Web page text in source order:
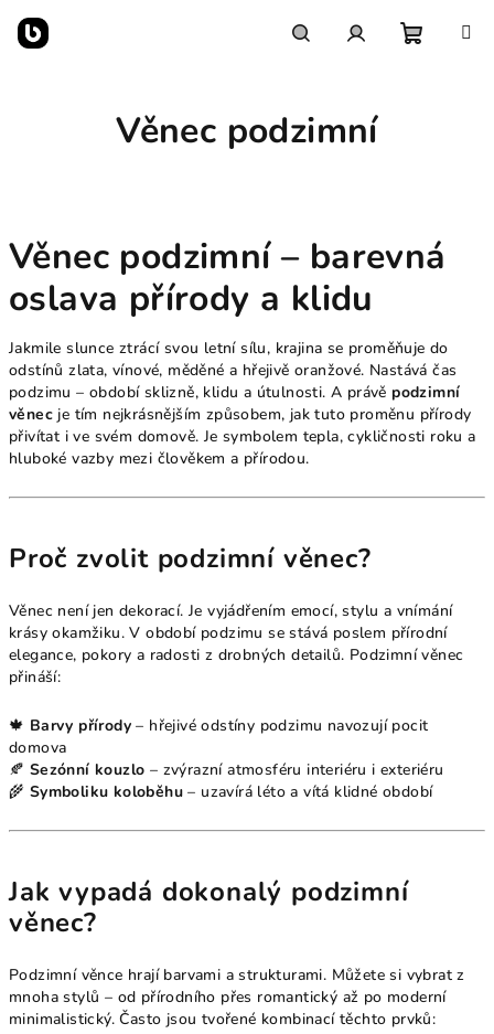
obsah
Věnec podzimní
Věnec podzimní – barevná
oslava přírody a klidu
Jakmile slunce ztrácí svou letní sílu, krajina se proměňuje do
odstínů zlata, vínové, měděné a hřejivě oranžové. Nastává čas
podzimu – období sklizně, klidu a útulnosti. A právě podzimní
věnec je tím nejkrásnějším způsobem, jak tuto proměnu přírody
přivítat i ve svém domově. Je symbolem tepla, cykličnosti roku a
hluboké vazby mezi člověkem a přírodou.
Proč zvolit podzimní věnec?
Věnec není jen dekorací. Je vyjádřením emocí, stylu a vnímání
krásy okamžiku. V období podzimu se stává poslem přírodní
elegance, pokory a radosti z drobných detailů. Podzimní věnec
přináší:
🍁 Barvy přírody – hřejivé odstíny podzimu navozují pocit
domova
🍂 Sezónní kouzlo – zvýrazní atmosféru interiéru i exteriéru
🌾 Symboliku koloběhu – uzavírá léto a vítá klidné období
Jak vypadá dokonalý podzimní
věnec?
Podzimní věnce hrají barvami a strukturami. Můžete si vybrat z
mnoha stylů – od přírodního přes romantický až po moderní
minimalistický. Často jsou tvořené kombinací těchto prvků: